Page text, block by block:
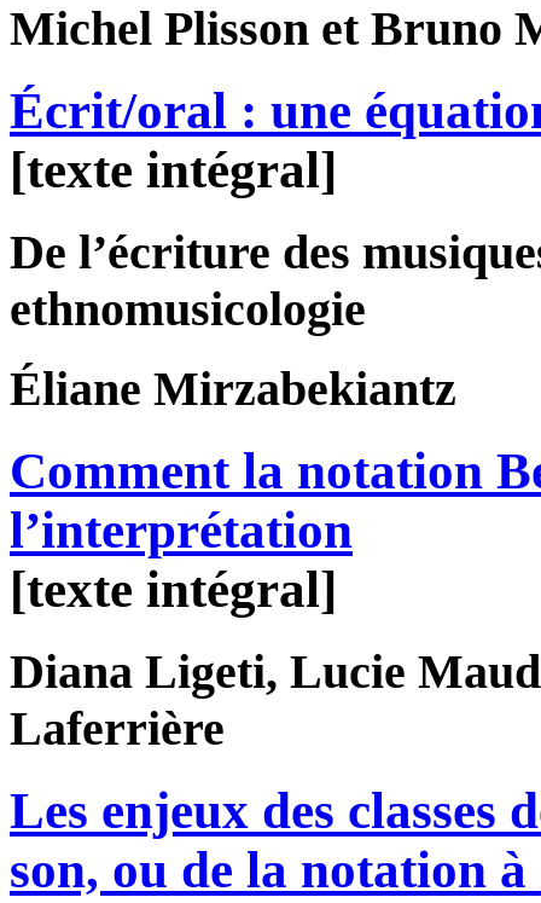
Michel Plisson et Bruno
Écrit/oral : une
[texte intégral]
De l’écriture des
ethnomusicologie
Éliane Mirzabekiantz
Comment la notation
l’interprétation
[texte intégral]
Diana Ligeti, Lucie
Laferrière
Les enjeux des classes
son, ou de la notation